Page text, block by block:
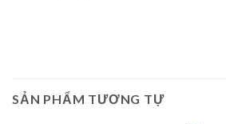
SẢN PHẨM TƯƠNG TỰ